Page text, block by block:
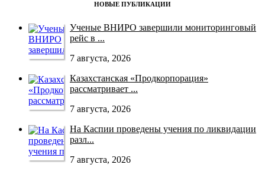
НОВЫЕ ПУБЛИКАЦИИ
Ученые ВНИРО завершили мониторинговый
рейс в ...
7 августа, 2026
Казахстанская «Продкорпорация»
рассматривает ...
7 августа, 2026
На Каспии проведены учения по ликвидации
разл...
7 августа, 2026